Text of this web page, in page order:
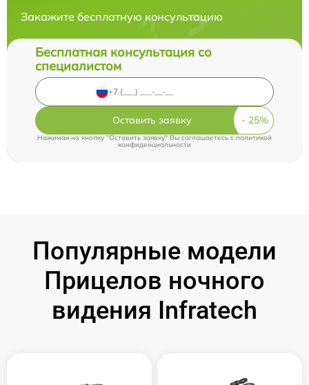
Закажите бесплатную консультацию
Бесплатная консультация со
специалистом
Оставить заявку
Нажимая на кнопку "Оставить заявку" Вы соглашаетесь cполитикой
конфиденциальности
Популярные модели
Прицелов ночного
видения Infratech